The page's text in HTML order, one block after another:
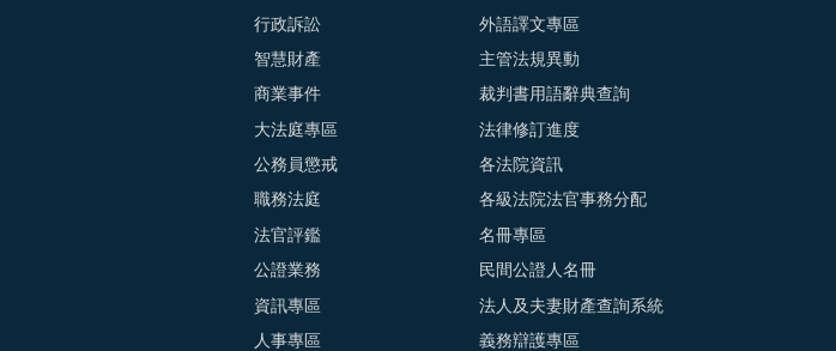
行政訴訟
智慧財產
商業事件
大法庭專區
公務員懲戒
職務法庭
法官評鑑
公證業務
資訊專區
人事專區
外語譯文專區
主管法規異動
裁判書用語辭典查詢
法律修訂進度
各法院資訊
各級法院法官事務分配
名冊專區
民間公證人名冊
法人及夫妻財產查詢系統
義務辯護專區